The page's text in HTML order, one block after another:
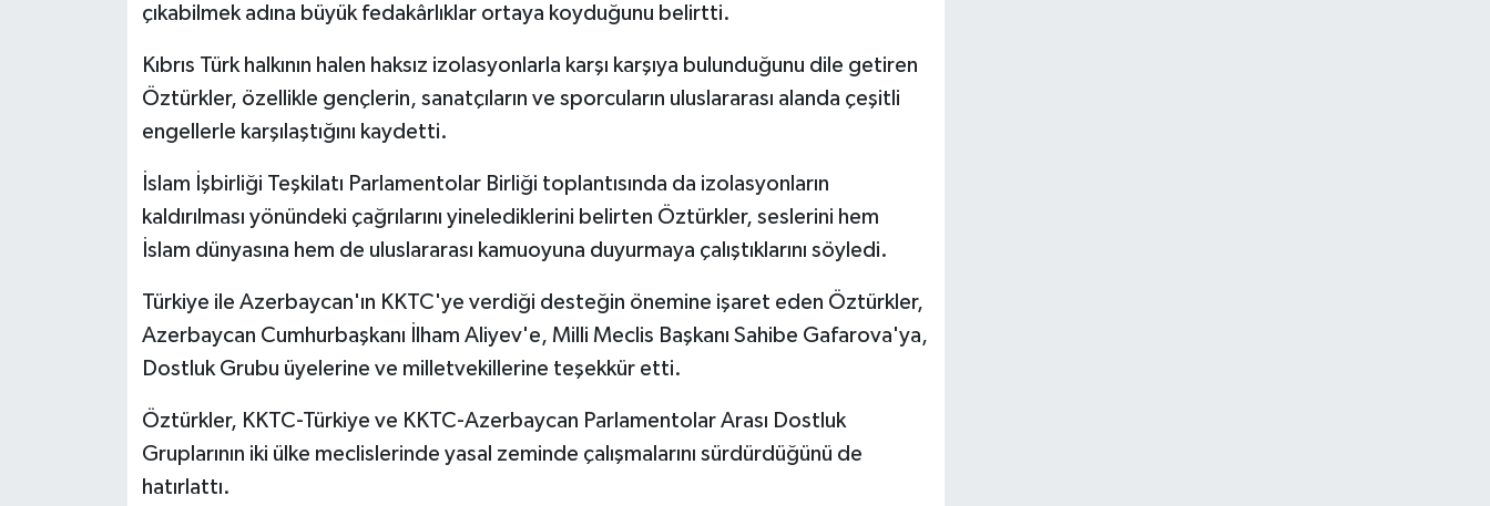
çıkabilmek adına büyük fedakârlıklar ortaya koyduğunu belirtti.
Kıbrıs Türk halkının halen haksız izolasyonlarla karşı karşıya bulunduğunu dile getiren
Öztürkler, özellikle gençlerin, sanatçıların ve sporcuların uluslararası alanda çeşitli
engellerle karşılaştığını kaydetti.
İslam İşbirliği Teşkilatı Parlamentolar Birliği toplantısında da izolasyonların
kaldırılması yönündeki çağrılarını yinelediklerini belirten Öztürkler, seslerini hem
İslam dünyasına hem de uluslararası kamuoyuna duyurmaya çalıştıklarını söyledi.
Türkiye ile Azerbaycan'ın KKTC'ye verdiği desteğin önemine işaret eden Öztürkler,
Azerbaycan Cumhurbaşkanı İlham Aliyev'e, Milli Meclis Başkanı Sahibe Gafarova'ya,
Dostluk Grubu üyelerine ve milletvekillerine teşekkür etti.
Öztürkler, KKTC-Türkiye ve KKTC-Azerbaycan Parlamentolar Arası Dostluk
Gruplarının iki ülke meclislerinde yasal zeminde çalışmalarını sürdürdüğünü de
hatırlattı.